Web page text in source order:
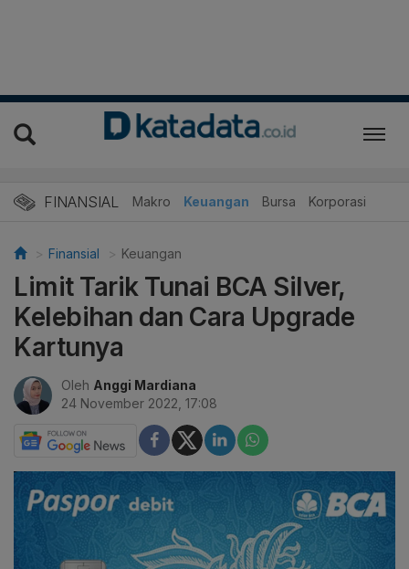
FINANSIAL Makro Keuangan Bursa Korporasi
Finansial Keuangan
Limit Tarik Tunai BCA Silver,
Kelebihan dan Cara Upgrade
Kartunya
Oleh Anggi Mardiana
24 November 2022, 17:08